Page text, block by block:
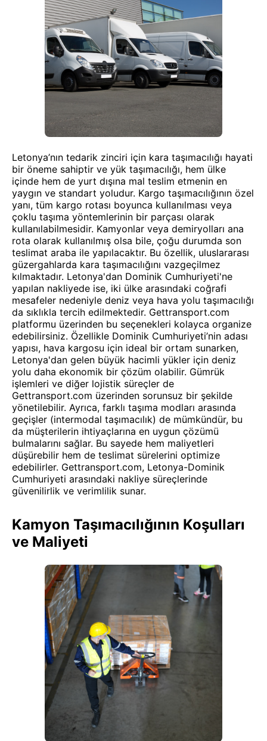
Letonya’nın tedarik zinciri için kara taşımacılığı hayati
bir öneme sahiptir ve yük taşımacılığı, hem ülke
içinde hem de yurt dışına mal teslim etmenin en
yaygın ve standart yoludur. Kargo taşımacılığının özel
yanı, tüm kargo rotası boyunca kullanılması veya
çoklu taşıma yöntemlerinin bir parçası olarak
kullanılabilmesidir. Kamyonlar veya demiryolları ana
rota olarak kullanılmış olsa bile, çoğu durumda son
teslimat araba ile yapılacaktır. Bu özellik, uluslararası
güzergahlarda kara taşımacılığını vazgeçilmez
kılmaktadır. Letonya'dan Dominik Cumhuriyeti'ne
yapılan nakliyede ise, iki ülke arasındaki coğrafi
mesafeler nedeniyle deniz veya hava yolu taşımacılığı
da sıklıkla tercih edilmektedir. Gettransport.com
platformu üzerinden bu seçenekleri kolayca organize
edebilirsiniz. Özellikle Dominik Cumhuriyeti’nin adası
yapısı, hava kargosu için ideal bir ortam sunarken,
Letonya'dan gelen büyük hacimli yükler için deniz
yolu daha ekonomik bir çözüm olabilir. Gümrük
işlemleri ve diğer lojistik süreçler de
Gettransport.com üzerinden sorunsuz bir şekilde
yönetilebilir. Ayrıca, farklı taşıma modları arasında
geçişler (intermodal taşımacılık) de mümkündür, bu
da müşterilerin ihtiyaçlarına en uygun çözümü
bulmalarını sağlar. Bu sayede hem maliyetleri
düşürebilir hem de teslimat sürelerini optimize
edebilirler. Gettransport.com, Letonya-Dominik
Cumhuriyeti arasındaki nakliye süreçlerinde
güvenilirlik ve verimlilik sunar.
Kamyon Taşımacılığının Koşulları
ve Maliyeti